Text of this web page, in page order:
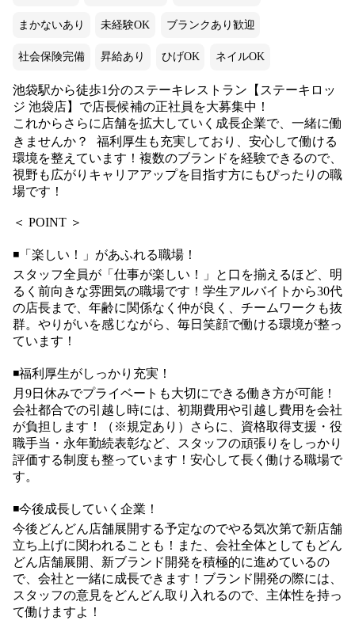
まかないあり 未経験OK ブランクあり歓迎
社会保険完備 昇給あり ひげOK ネイルOK
池袋駅から徒歩1分のステーキレストラン【ステーキロッ
ジ 池袋店】で店長候補の正社員を大募集中！
これからさらに店舗を拡大していく成長企業で、一緒に働
きませんか？ 福利厚生も充実しており、安心して働ける
環境を整えています！複数のブランドを経験できるので、
視野も広がりキャリアアップを目指す方にもぴったりの職
場です！
＜ POINT ＞
◾️「楽しい！」があふれる職場！
スタッフ全員が「仕事が楽しい！」と口を揃えるほど、明
るく前向きな雰囲気の職場です！学生アルバイトから30代
の店長まで、年齢に関係なく仲が良く、チームワークも抜
群。やりがいを感じながら、毎日笑顔で働ける環境が整っ
ています！
◾️福利厚生がしっかり充実！
月9日休みでプライベートも大切にできる働き方が可能！
会社都合での引越し時には、初期費用や引越し費用を会社
が負担します！（※規定あり）さらに、資格取得支援・役
職手当・永年勤続表彰など、スタッフの頑張りをしっかり
評価する制度も整っています！安心して長く働ける職場で
す。
◾️今後成長していく企業！
今後どんどん店舗展開する予定なのでやる気次第で新店舗
立ち上げに関われることも！また、会社全体としてもどん
どん店舗展開、新ブランド開発を積極的に進めているの
で、会社と一緒に成長できます！ブランド開発の際には、
スタッフの意見をどんどん取り入れるので、主体性を持っ
て働けますよ！